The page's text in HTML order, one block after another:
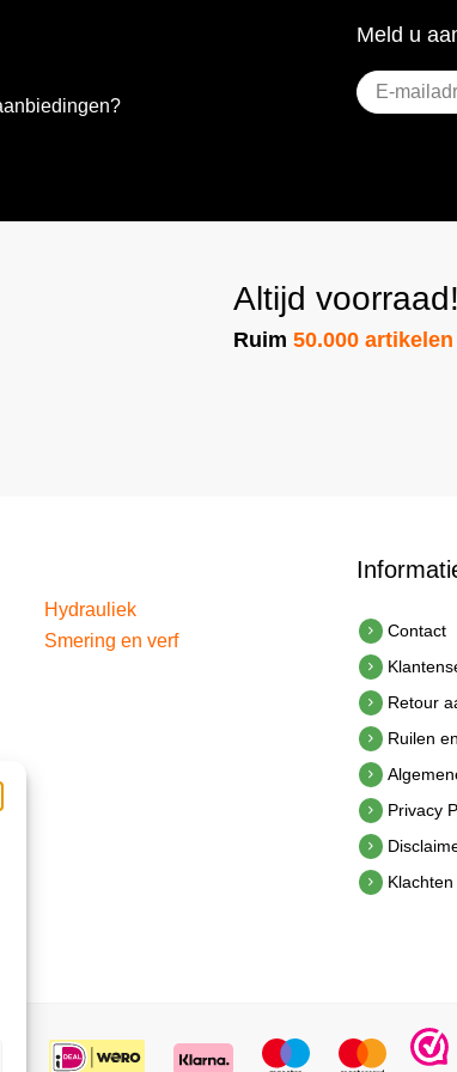
Meld u
E-
mailadres
Altijd
Ruim50.000 artikelen
Hydrauliek
Smering en verf
Contact
Retour
Ruilen
Privacy
Klachten